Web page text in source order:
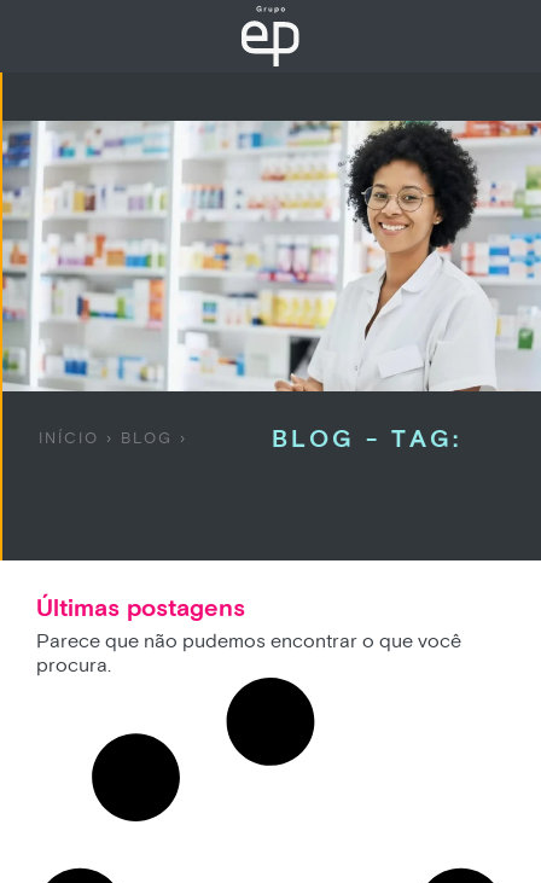
INÍCIO › BLOG › BLOG - TAG:
Últimas postagens
Parece que não pudemos encontrar o que você
procura.